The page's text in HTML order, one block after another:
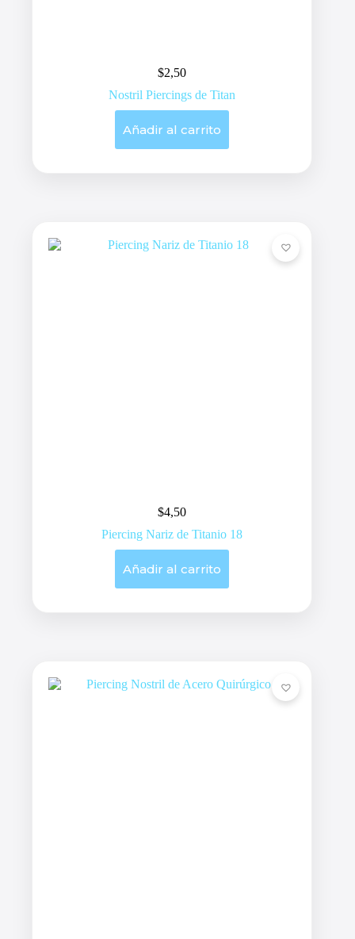
$2,50
Nostril Piercings de Titan
Añadir al carrito
$4,50
Piercing Nariz de Titanio 18
Añadir al carrito